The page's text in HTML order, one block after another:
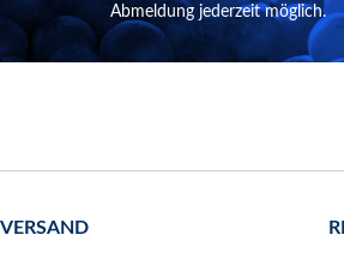
Abmeldung jederzeit möglich.
VERSAND